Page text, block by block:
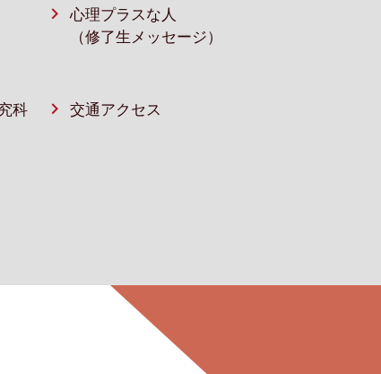
心理プラスな人
（修了生メッセージ）
科
交通アクセス